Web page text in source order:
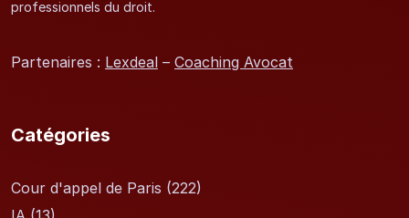
professionnels du droit.
Partenaires : Lexdeal – Coaching Avocat
Catégories
Cour d'appel de Paris (222)